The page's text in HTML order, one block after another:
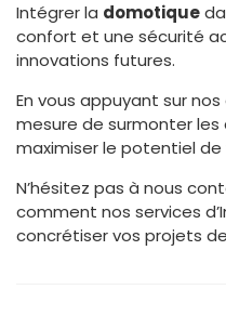
Intégrer la domotique
confort et une sécurité
innovations futures.
En vous appuyant sur
mesure de surmonter
maximiser le potentiel
N’hésitez pas à nous
comment nos services
concrétiser vos projets